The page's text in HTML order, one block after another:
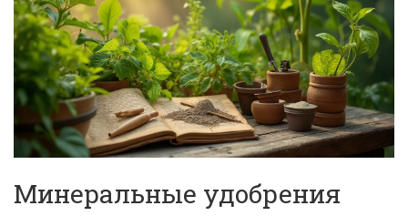
Минеральные удобрения